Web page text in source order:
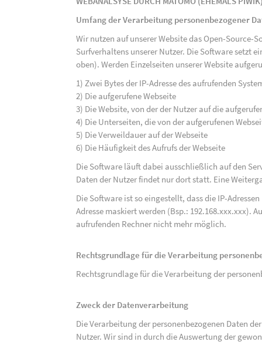
Umfang der Verarbeitung personenbezogener
Wir nutzen auf unserer Website das Open-Source-
Surfverhaltens unserer Nutzer. Die Software setzt
oben). Werden Einzelseiten unserer Website
1) Zwei Bytes der IP-Adresse des aufrufenden
2) Die aufgerufene Webseite
3) Die Website, von der der Nutzer auf die
4) Die Unterseiten, die von der aufgerufenen
5) Die Verweildauer auf der Webseite
6) Die Häufigkeit des Aufrufs der Webseite
Die Software läuft dabei ausschließlich auf den
Daten der Nutzer findet nur dort statt. Eine
Die Software ist so eingestellt, dass die IP-
Adresse maskiert werden (Bsp.: 192.168.xxx.xxx).
aufrufenden Rechner nicht mehr möglich.
Rechtsgrundlage für die Verarbeitung
Rechtsgrundlage für die Verarbeitung der
Zweck der Datenverarbeitung
Die Verarbeitung der personenbezogenen Daten
Nutzer. Wir sind in durch die Auswertung der